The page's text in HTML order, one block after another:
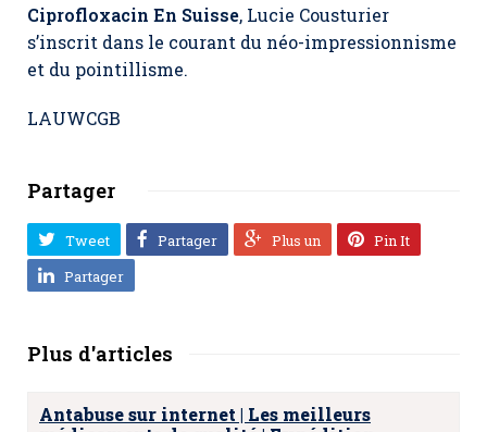
Ciprofloxacin En Suisse, Lucie Cousturier
s’inscrit dans le courant du néo-impressionnisme
et du pointillisme.
LAUWCGB
Partager
Tweet Partager Plus un
Pin It
Partager
Plus d'articles
Antabuse sur internet | Les meilleurs